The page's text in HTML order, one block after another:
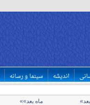
اندیشه سینما و رسانه
ماه بعد»»